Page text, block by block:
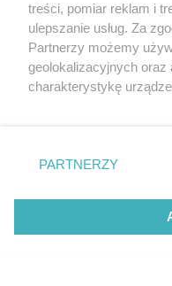
treści, pomiar reklam i
ulepszanie usług. Za
Partnerzy możemy
geolokalizacyjnych oraz
charakterystykę
zmienić/wycofać
znajdujący się w lewym
rodzaje przetwarzania
użytkownika, ale masz
PARTNERZY